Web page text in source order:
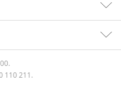
110 211.